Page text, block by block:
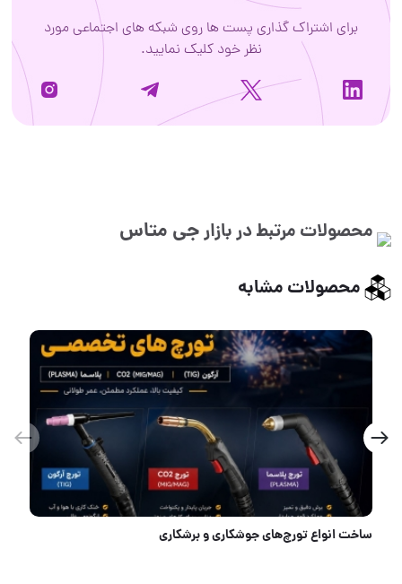
برای اشتراک گذاری پست ها روی شبکه های اجتماعی مورد
نظر خود کلیک نمایید.
محصولات مرتبط در بازارجی متاس
محصولات مشابه
ساخت انواع تورچ‌های جوشکاری و برشکاری